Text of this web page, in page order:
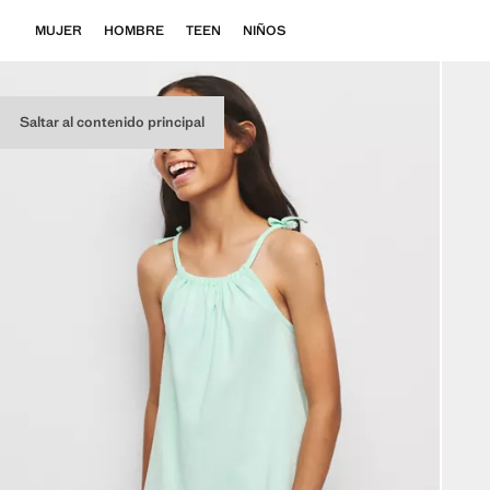
Saltar al contenido principal
MUJER HOMBRE TEEN NIÑOS